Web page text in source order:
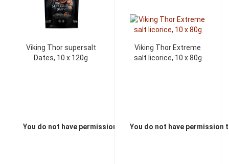
Viking Thor supersalt
Dates, 10 x 120g
You do not have permission to view the prices
Viking Thor Extreme
salt licorice, 10 x 80g
You do not have permission